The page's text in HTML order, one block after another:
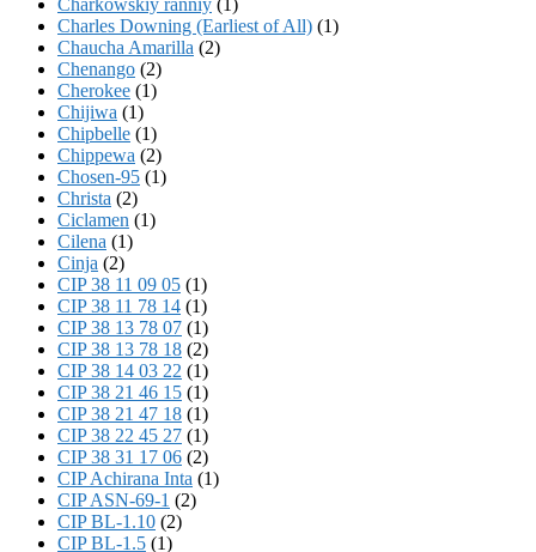
Charles Downing (Earliest of All) (1)
Chaucha Amarilla (2)
Chenango (2)
Cherokee (1)
Chijiwa (1)
Chipbelle (1)
Chippewa (2)
Chosen-95 (1)
Christa (2)
Ciclamen (1)
Cilena (1)
Cinja (2)
CIP 38 11 09 05 (1)
CIP 38 11 78 14 (1)
CIP 38 13 78 07 (1)
CIP 38 13 78 18 (2)
CIP 38 14 03 22 (1)
CIP 38 21 46 15 (1)
CIP 38 21 47 18 (1)
CIP 38 22 45 27 (1)
CIP 38 31 17 06 (2)
CIP Achirana Inta (1)
CIP ASN-69-1 (2)
CIP BL-1.10 (2)
CIP BL-1.5 (1)